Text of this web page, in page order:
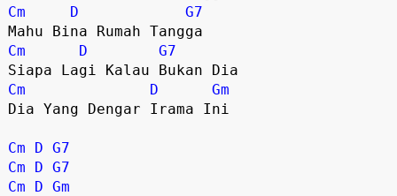
Cm
D
G7
Cm
D
G7
Cm
D
Gm
Dia Yang Dengar Irama Ini
Cm D G7
Cm
D G7
Cm
D Gm